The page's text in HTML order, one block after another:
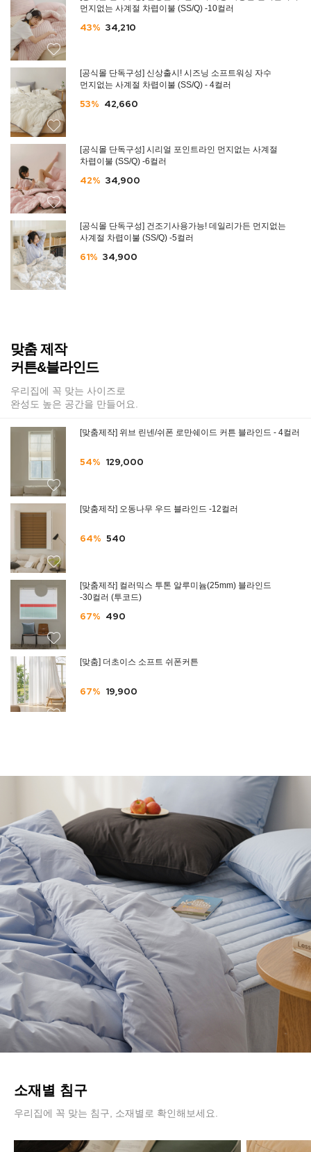
먼지없는 사계절 차렵이불 (SS/Q) -10컬러
43% 34,210
[공식몰 단독구성] 신상출시! 시즈닝 소프트워싱 자수
먼지없는 사계절 차렵이불 (SS/Q) - 4컬러
53% 42,660
[공식몰 단독구성] 시리얼 포인트라인 먼지없는 사계절
차렵이불 (SS/Q) -6컬러
42% 34,900
[공식몰 단독구성] 건조기사용가능! 데일리가든 먼지없는
사계절 차렵이불 (SS/Q) -5컬러
61% 34,900
맞춤 제작
커튼&블라인드
우리집에 꼭 맞는 사이즈로
완성도 높은 공간을 만들어요.
[맞춤제작] 위브 린넨/쉬폰 로만쉐이드 커튼 블라인드 - 4컬러
54% 129,000
[맞춤제작] 오동나무 우드 블라인드 -12컬러
64% 540
[맞춤제작] 컬러믹스 투톤 알루미늄(25mm) 블라인드
-30컬러 (투코드)
67% 490
[맞춤] 더초이스 소프트 쉬폰커튼
67% 19,900
소재별 침구
우리집에 꼭 맞는 침구, 소재별로 확인해보세요.